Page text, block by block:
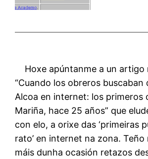
Hoxe apúntanme a un artigo
“Cuando los obreros buscaban
Alcoa en internet: los primeros
Mariña, hace 25 años” que
con elo, a orixe das ‘primeiras
rato’ en internet na zona.
máis dunha ocasión retazos